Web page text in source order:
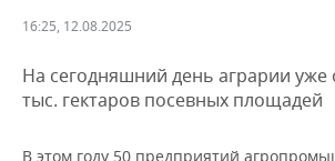
ДЕКЛАРАЦИИ О ДОХОДАХ
КОРОЛИ ГОСЗАКАЗА ПФО
НОВОСТИ ЭКОНОМИКИ
ФИНАНСЫ
ПРОМЫШЛЕННОСТЬ
НОВОСТИ
НЕДВИЖИМОСТЬ
16:25, 12.08.2025
На сегодняшний день аграрии уже
тыс. гектаров посевных площадей
В этом году 50 предприятий